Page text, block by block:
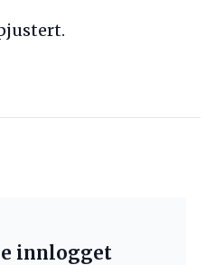
innlogget